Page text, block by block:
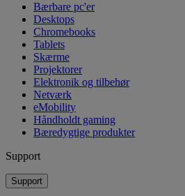
Bærbare pc'er
Desktops
Chromebooks
Tablets
Skærme
Projektorer
Elektronik og tilbehør
Netværk
eMobility
Håndholdt gaming
Bæredygtige produkter
Support
Support